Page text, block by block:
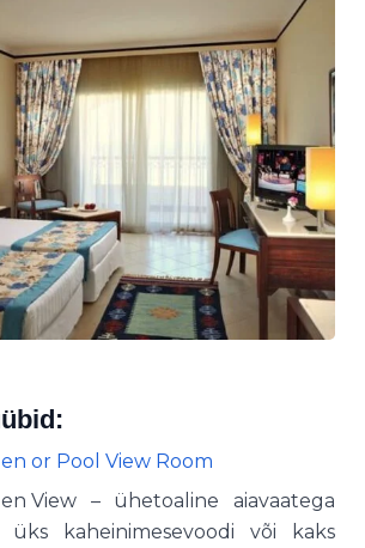
or Pool View Room
View – ühetoaline aiavaatega
kaheinimesevoodi või kaks